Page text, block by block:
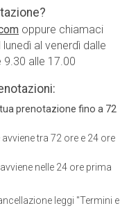
oppure chiamaci
al venerdì dalle
9.30 alle 17.00
prenotazione fino a 72
tra 72 ore e 24 ore
nelle 24 ore prima
leggi "Termini e